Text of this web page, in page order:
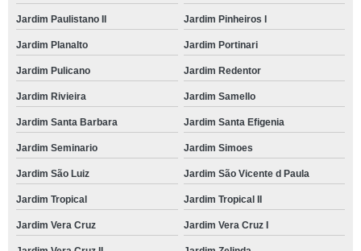
Jardim Paulistano II Jardim Pinheiros I
Jardim Planalto Jardim Portinari
Jardim Pulicano Jardim Redentor
Jardim Rivieira Jardim Samello
Jardim Santa Barbara Jardim Santa Efigenia
Jardim Seminario Jardim Simoes
Jardim São Luiz Jardim São Vicente d Paula
Jardim Tropical Jardim Tropical II
Jardim Vera Cruz Jardim Vera Cruz I